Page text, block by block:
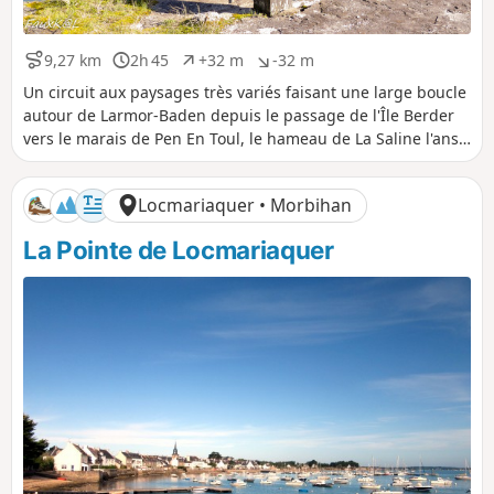
9,27 km
D
i
s
t
a
n
c
e
2h 45
D
u
r
é
e
+32 m
D
é
n
i
v
e
l
é
p
-32 m
D
é
n
i
v
e
l
é
n
é
a
i
Un circuit aux paysages très variés faisant une large boucle
autour de Larmor-Baden depuis le passage de l'Île Berder
vers le marais de Pen En Toul, le hameau de La Saline l'anse
de Locmiquel et la Pointe du Berchis. Il vous fera découvrir
l'histoire assez méconnue du premier aérodrome de
Bretagne, la réserve ornithologique, les anciens
Locmariaquer • Morbihan
La Pointe de Locmariaquer